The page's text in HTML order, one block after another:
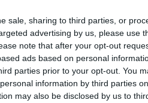
sale, sharing to third parties, or
advertising by us, please use
note that after your opt-out
ads based on personal
parties prior to your opt-out. You
information by third parties
may also be disclosed by us to